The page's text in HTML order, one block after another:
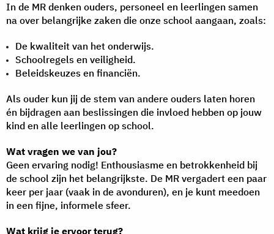
In de MR denken ouders, personeel en leerlingen samen
na over belangrijke zaken die onze school aangaan, zoals:
De kwaliteit van het onderwijs.
Schoolregels en veiligheid.
Beleidskeuzes en financiën.
Als ouder kun jij de stem van andere ouders laten horen
én bijdragen aan beslissingen die invloed hebben op jouw
kind en alle leerlingen op school.
Wat vragen we van jou?
Geen ervaring nodig! Enthousiasme en betrokkenheid bij
de school zijn het belangrijkste. De MR vergadert een paar
keer per jaar (vaak in de avonduren), en je kunt meedoen
in een fijne, informele sfeer.
Wat krijg je ervoor terug?